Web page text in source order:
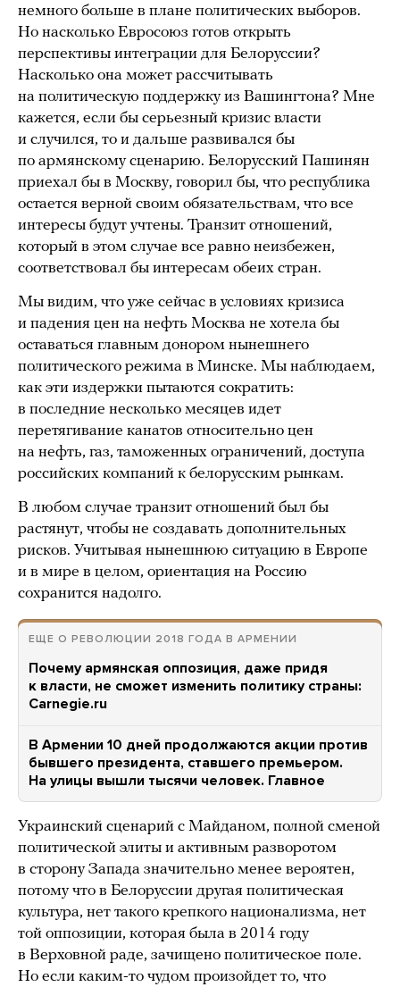
немного больше в плане политических выборов.
Но насколько Евросоюз готов открыть
перспективы интеграции для Белоруссии?
Насколько она может рассчитывать
на политическую поддержку из Вашингтона? Мне
кажется, если бы серьезный кризис власти
и случился, то и дальше развивался бы
по армянскому сценарию. Белорусский Пашинян
приехал бы в Москву, говорил бы, что республика
остается верной своим обязательствам, что все
интересы будут учтены. Транзит отношений,
который в этом случае все равно неизбежен,
соответствовал бы интересам обеих стран.
Мы видим, что уже сейчас в условиях кризиса
и падения цен на нефть Москва не хотела бы
оставаться главным донором нынешнего
политического режима в Минске. Мы наблюдаем,
как эти издержки пытаются сократить:
в последние несколько месяцев идет
перетягивание канатов относительно цен
на нефть, газ, таможенных ограничений, доступа
российских компаний к белорусским рынкам.
В любом случае транзит отношений был бы
растянут, чтобы не создавать дополнительных
рисков. Учитывая нынешнюю ситуацию в Европе
и в мире в целом, ориентация на Россию
сохранится надолго.
ЕЩЕ О РЕВОЛЮЦИИ 2018 ГОДА В АРМЕНИИ
Почему армянская оппозиция, даже придя
к власти, не сможет изменить политику страны:
Carnegie.ru
В Армении 10 дней продолжаются акции против
бывшего президента, ставшего премьером.
На улицы вышли тысячи человек. Главное
Украинский сценарий с Майданом, полной сменой
политической элиты и активным разворотом
в сторону Запада значительно менее вероятен,
потому что в Белоруссии другая политическая
культура, нет такого крепкого национализма, нет
той оппозиции, которая была в 2014 году
в Верховной раде, зачищено политическое поле.
Но если каким-то чудом произойдет то, что